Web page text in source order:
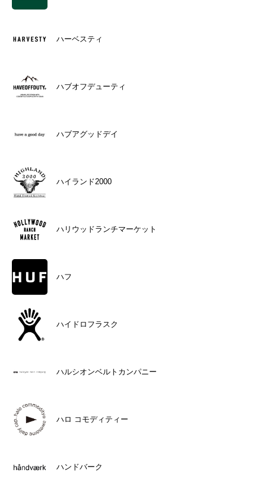
ハーベスティ
ハブオフデューティ
ハブアグッドデイ
ハイランド2000
ハリウッドランチマーケット
ハフ
ハイドロフラスク
ハルシオンベルトカンパニー
ハロ コモディティー
ハンドバーク